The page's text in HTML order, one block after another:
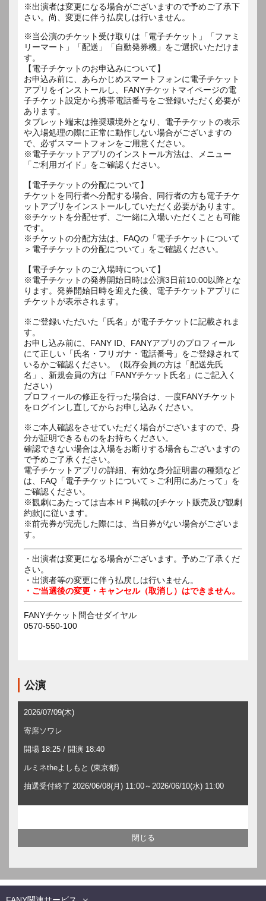
※出演者は変更になる場合がございますので予めご了承下
※当公演のチケット受け取りは「電子チケット」「ファミ
リーマート」「配送」「自動発券機」をご選択いただけま
す。
【電子チケットのお申込みについて】
お申込み前に、あらかじめスマートフォンに電子チケット
アプリをインストールし、FANYチケットマイページの電
子チケット設定から携帯電話番号をご登録いただく必要が
あります。
タブレット端末は推奨環境外となり、電子チケットの表示
や入場処理の際に正常に動作しない場合がございますの
で、必ずスマートフォンをご用意ください。
※電子チケットアプリのインストール方法は、メニュー
「ご利用ガイド」をご確認ください。
【電子チケットの分配について】
チケットを同行者へ分配する場合、同行者の方も電子チケ
ットアプリをインストールしていただく必要があります。
※チケットを分配せず、ご一緒に入場いただくことも可能
です。
※チケットの分配方法は、FAQの「電子チケットについて
＞電子チケットの分配について」をご確認ください。
【電子チケットのご入場時について】
※電子チケットの発券開始日時は公演3日前10:00以降とな
ります。発券開始日時を迎えた後、電子チケットアプリに
チケットが表示されます。
※ご登録いただいた「氏名」が電子チケットに記載されま
す。
お申し込み前に、FANY ID、FANYアプリのプロフィール
にて正しい「氏名・フリガナ・電話番号」をご登録されて
いるかご確認ください。（既存会員の方は「配送先氏
名」、新規会員の方は「FANYチケット氏名」にご記入く
ださい）
プロフィールの修正を行った場合は、一度FANYチケット
をログインし直してからお申し込みください。
※ご本人確認をさせていただく場合がございますので、身
分が証明できるものをお持ちください。
確認できない場合は入場をお断りする場合もございますの
で予めご了承ください。
電子チケットアプリの詳細、有効な身分証明書の種類など
は、FAQ「電子チケットについて＞ご利用にあたって」を
ご確認ください。
※観劇にあたっては吉本ＨＰ掲載の[チケット販売及び観劇
約款]に従います。
※前売券が完売した際には、当日券がない場合がございま
す。
・出演者は変更になる場合がございます。予めご了承くだ
さい。
・出演者等の変更に伴う払戻しは行いません。
・ご当選後の変更・キャンセル（取消し）はできません。
FANYチケット問合せダイヤル
0570-550-100
公演
2026/07/09(木)
寄席ソワレ
開場 18:25 / 開演 18:40
ルミネtheよしもと (東京都)
抽選受付終了 2026/06/08(月) 11:00～2026/06/10(水) 11:00